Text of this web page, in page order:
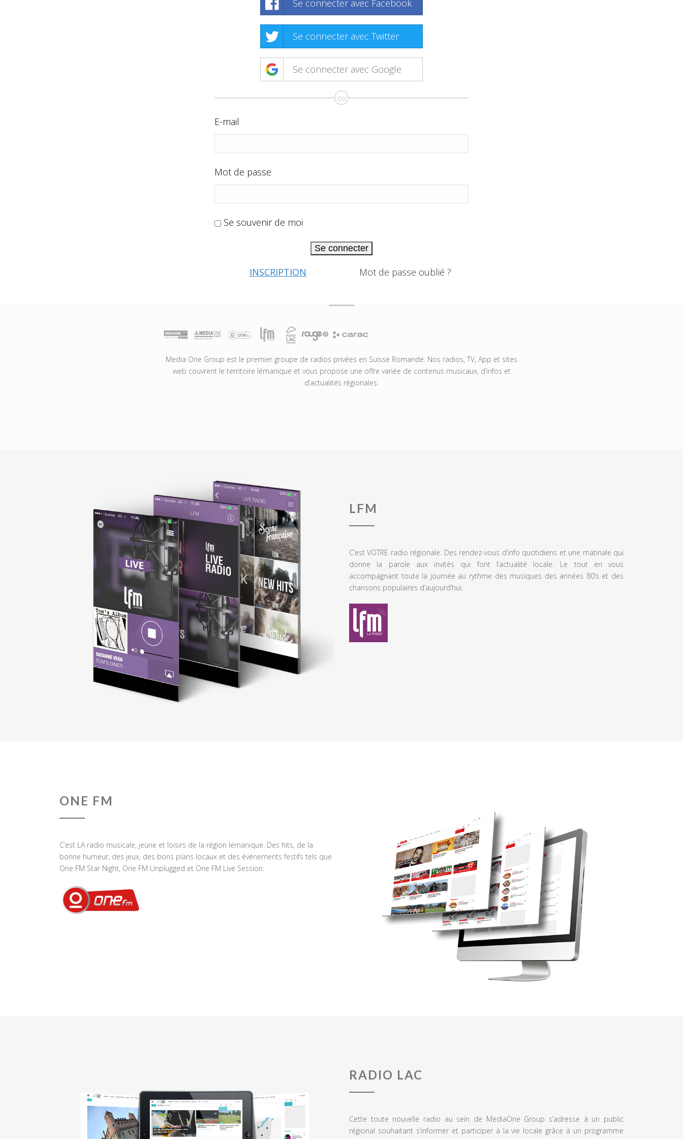
Se connecter avec Facebook
Se connecter avec Twitter
Se connecter avec Google
ou
E-mail
Mot de passe
Se souvenir de moi
Se connecter
INSCRIPTION Mot de passe oublié ?
Media One Group est le premier groupe de radios privées en Suisse Romande. Nos radios, TV, App et sites
web couvrent le territoire lémanique et vous propose une offre variée de contenus musicaux, d’infos et
d’actualités régionales.
LFM
C’est VOTRE radio régionale. Des rendez-vous d’info quotidiens et une matinale qui
donne la parole aux invités qui font l’actualité locale. Le tout en vous
accompagnant toute la journée au rythme des musiques des années 80’s et des
chansons populaires d’aujourd’hui.
ONE FM
C’est LA radio musicale, jeune et loisirs de la région lémanique. Des hits, de la
bonne humeur, des jeux, des bons plans locaux et des événements festifs tels que
One FM Star Night, One FM Unplugged et One FM Live Session.
RADIO LAC
Cette toute nouvelle radio au sein de MediaOne Group s’adresse à un public
régional souhaitant s’informer et participer à la vie locale grâce à un programme